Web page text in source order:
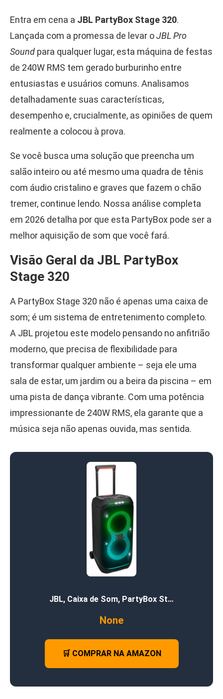
Entra em cena a JBL PartyBox Stage 320.
Lançada com a promessa de levar oJBL Pro
Sound para qualquer lugar, esta máquina de festas
de 240W RMS tem gerado burburinho entre
entusiastas e usuários comuns. Analisamos
detalhadamente suas características,
desempenho e, crucialmente, as opiniões de quem
realmente a colocou à prova.
Se você busca uma solução que preencha um
salão inteiro ou até mesmo uma quadra de tênis
com áudio cristalino e graves que fazem o chão
tremer, continue lendo. Nossa análise completa
em 2026 detalha por que esta PartyBox pode ser a
melhor aquisição de som que você fará.
Visão Geral da JBL PartyBox
Stage 320
A PartyBox Stage 320 não é apenas uma caixa de
som; é um sistema de entretenimento completo.
A JBL projetou este modelo pensando no anfitrião
moderno, que precisa de flexibilidade para
transformar qualquer ambiente – seja ele uma
sala de estar, um jardim ou a beira da piscina – em
uma pista de dança vibrante. Com uma potência
impressionante de 240W RMS, ela garante que a
música seja não apenas ouvida, mas sentida.
JBL, Caixa de Som, PartyBox St…
None
🛒 COMPRAR NA AMAZON